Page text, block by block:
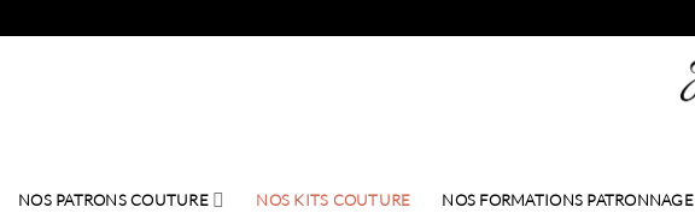
au
NOS PATRONS COUTURE NOS KITS COUTURE NOS FORMATIONS PATRONNAGE